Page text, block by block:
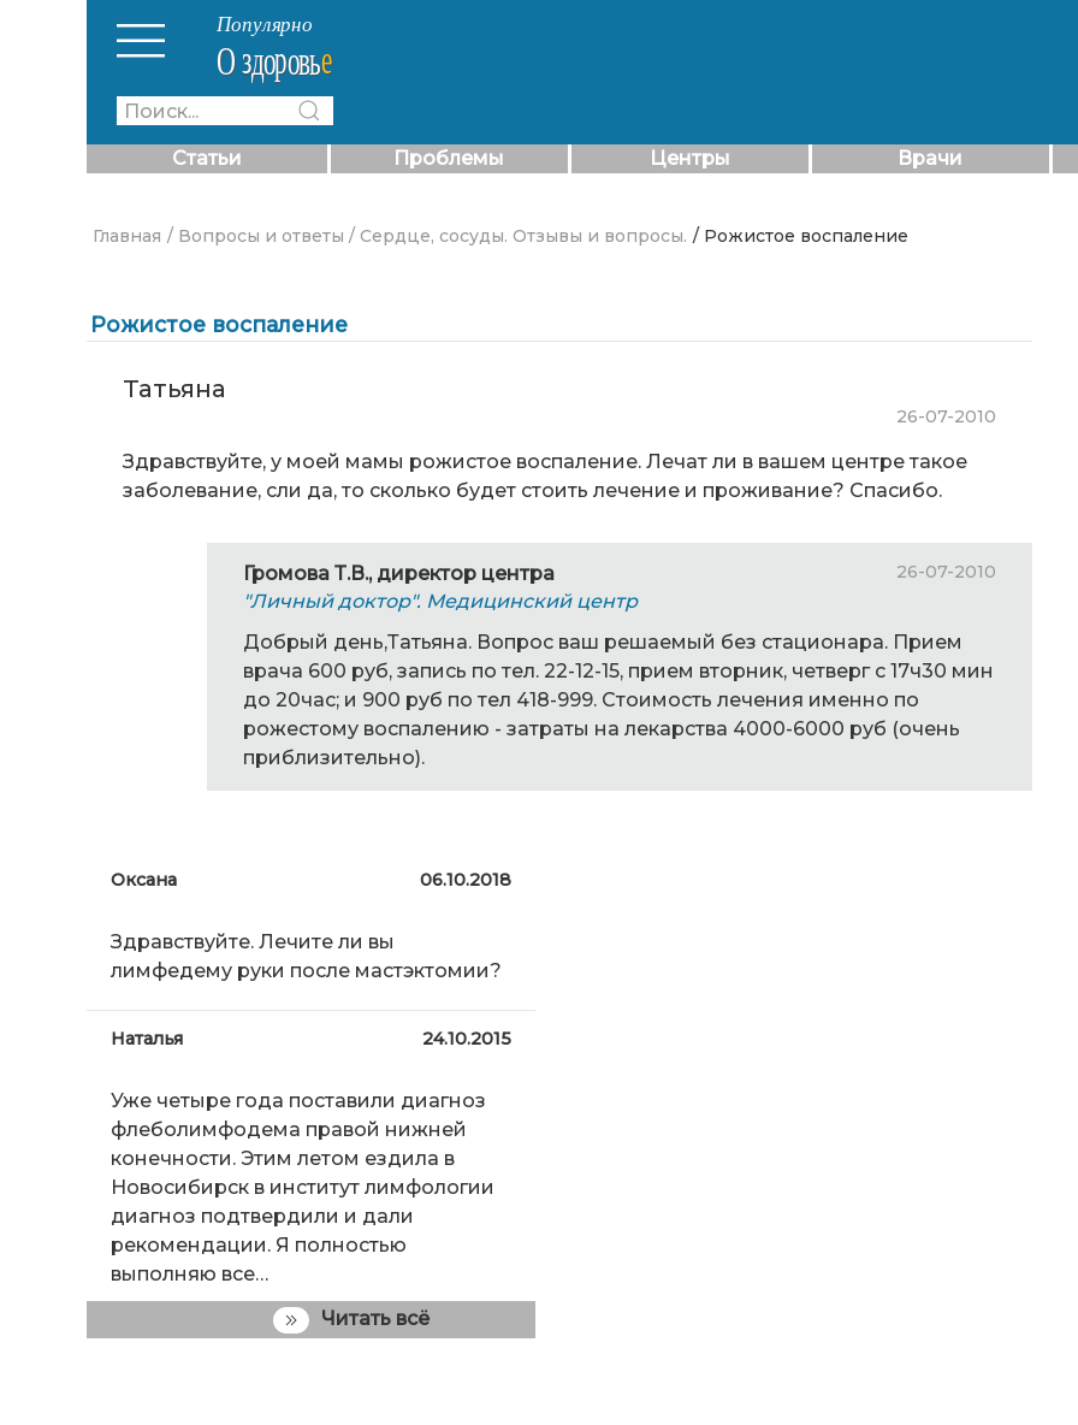
Статьи Проблемы Центры Врачи
Главная / Вопросы и ответы / Сердце, сосуды. Отзывы и вопросы. / Рожистое воспаление
Рожистое воспаление
Татьяна
26-07-2010
Здравствуйте, у моей мамы рожистое воспаление. Лечат ли в вашем центре такое
заболевание, сли да, то сколько будет стоить лечение и проживание? Спасибо.
Громова Т.В., директор центра 26-07-2010
"Личный доктор". Медицинский центр
Добрый день,Татьяна. Вопрос ваш решаемый без стационара. Прием
врача 600 руб, запись по тел. 22-12-15, прием вторник, четверг с 17ч30 мин
до 20час; и 900 руб по тел 418-999. Стоимость лечения именно по
рожестому воспалению - затраты на лекарства 4000-6000 руб (очень
приблизительно).
Оксана 06.10.2018
Здравствуйте. Лечите ли вы
лимфедему руки после мастэктомии?
Наталья 24.10.2015
Уже четыре года поставили диагноз
флеболимфодема правой нижней
конечности. Этим летом ездила в
Новосибирск в институт лимфологии
диагноз подтвердили и дали
рекомендации. Я полностью
выполняю все…
Читать всё